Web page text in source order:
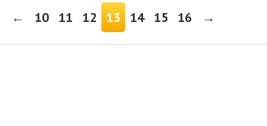
← 10 11 12 13 14 15 16 →